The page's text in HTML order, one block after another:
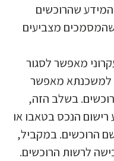
שהרוכשים
מצביעים
מאפשר לסגור
מאפשר
בשלב הזה,
הנכס בטאבו או
במקביל,
לרשות הרוכשים.